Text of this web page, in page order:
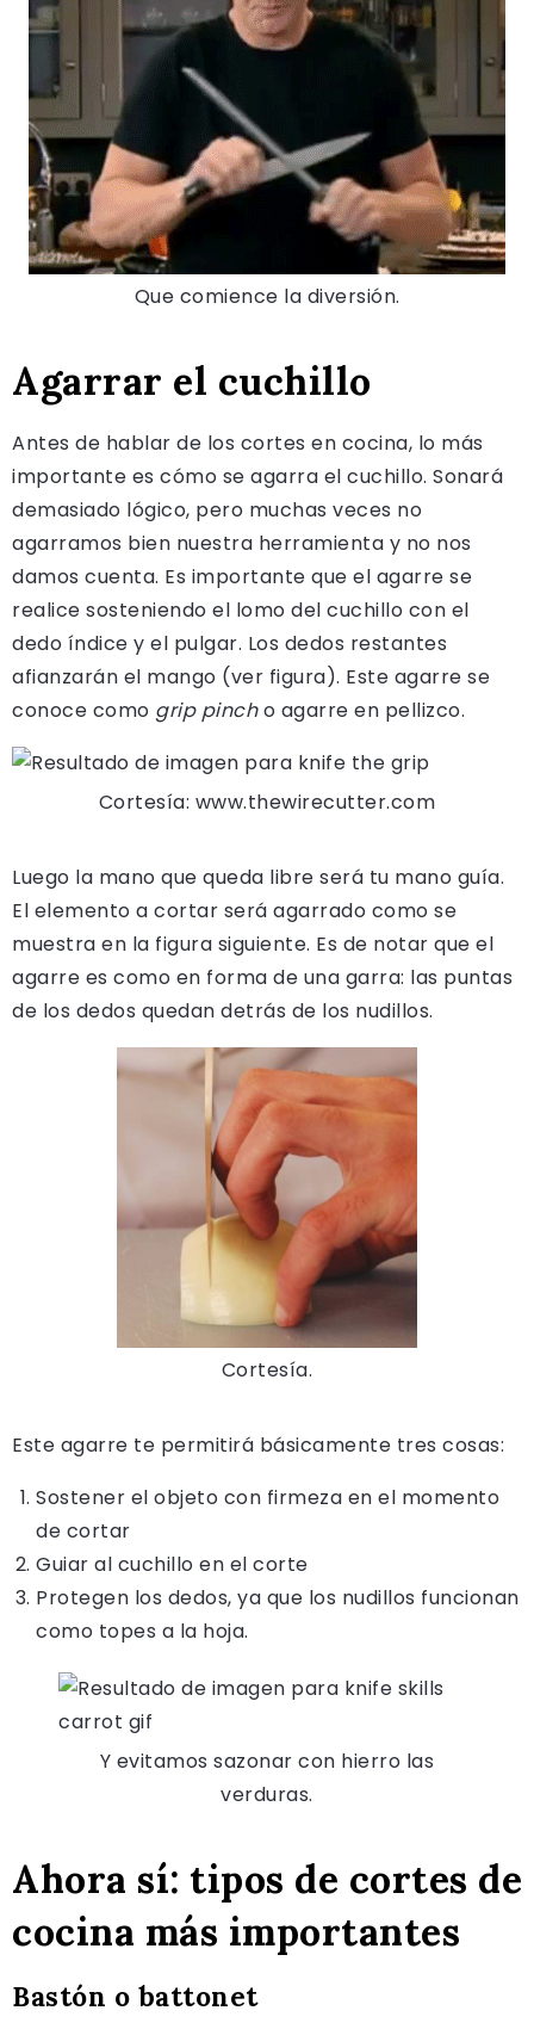
Que comience la diversión.
Agarrar el cuchillo
Antes de hablar de los cortes en cocina, lo más
importante es cómo se agarra el cuchillo. Sonará
demasiado lógico, pero muchas veces no
agarramos bien nuestra herramienta y no nos
damos cuenta. Es importante que el agarre se
realice sosteniendo el lomo del cuchillo con el
dedo índice y el pulgar. Los dedos restantes
afianzarán el mango (ver figura). Este agarre se
conoce como grip pincho agarre en pellizco.
Cortesía: www.thewirecutter.com
Luego la mano que queda libre será tu mano guía.
El elemento a cortar será agarrado como se
muestra en la figura siguiente. Es de notar que el
agarre es como en forma de una garra: las puntas
de los dedos quedan detrás de los nudillos.
Cortesía.
Este agarre te permitirá básicamente tres cosas:
Sostener el objeto con firmeza en el momento
de cortar
Guiar al cuchillo en el corte
Protegen los dedos, ya que los nudillos funcionan
como topes a la hoja.
Y evitamos sazonar con hierro las
verduras.
Ahora sí: tipos de cortes de
cocina más importantes
Bastón o battonet